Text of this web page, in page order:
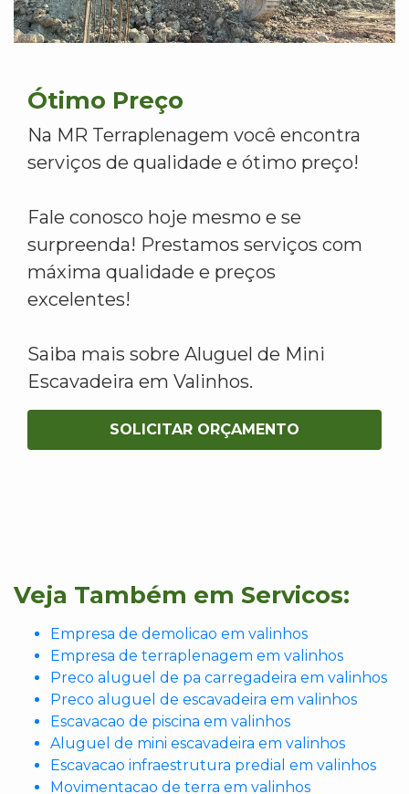
Ótimo Preço
Na MR Terraplenagem você encontra
serviços de qualidade e ótimo preço!
Fale conosco hoje mesmo e se
surpreenda! Prestamos serviços com
máxima qualidade e preços
excelentes!
Saiba mais sobre Aluguel de Mini
Escavadeira em Valinhos.
SOLICITAR ORÇAMENTO
Veja Também em Servicos:
Empresa de demolicao em valinhos
Empresa de terraplenagem em valinhos
Preco aluguel de pa carregadeira em valinhos
Preco aluguel de escavadeira em valinhos
Escavacao de piscina em valinhos
Aluguel de mini escavadeira em valinhos
Escavacao infraestrutura predial em valinhos
Movimentacao de terra em valinhos